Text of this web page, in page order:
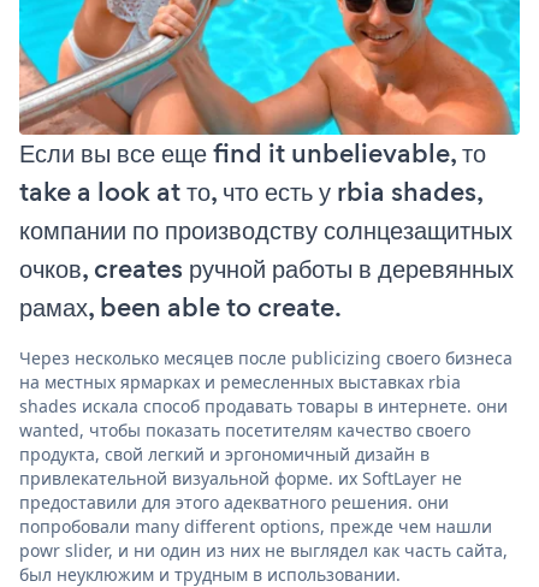
Если вы все еще find it unbelievable, то
take a look at то, что есть у rbia shades,
компании по производству солнцезащитных
очков, creates ручной работы в деревянных
рамах, been able to create.
Через несколько месяцев после publicizing своего бизнеса
на местных ярмарках и ремесленных выставках rbia
shades искала способ продавать товары в интернете. они
wanted, чтобы показать посетителям качество своего
продукта, свой легкий и эргономичный дизайн в
привлекательной визуальной форме. их SoftLayer не
предоставили для этого адекватного решения. они
попробовали many different options, прежде чем нашли
powr slider, и ни один из них не выглядел как часть сайта,
был неуклюжим и трудным в использовании.